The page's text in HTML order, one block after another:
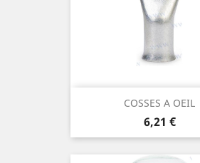
COSSES A OEIL
Prix
6,21 €